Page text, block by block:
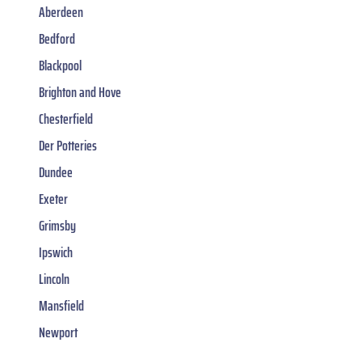
Aberdeen
Bedford
Blackpool
Brighton and Hove
Chesterfield
Der Potteries
Dundee
Exeter
Grimsby
Ipswich
Lincoln
Mansfield
Newport